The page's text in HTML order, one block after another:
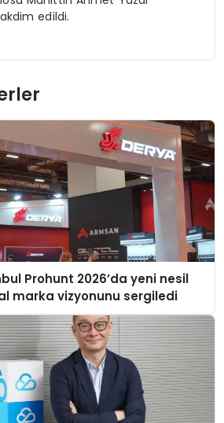
edildi.
Prohunt 2026’da yeni nesil
marka vizyonunu sergiledi